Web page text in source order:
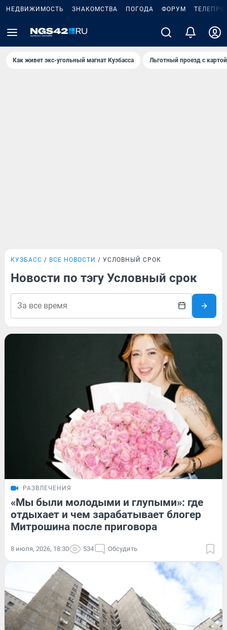
НЕДВИЖИМОСТЬ ЗНАКОМСТВА ПОГОДА ФОРУМ
Как живет экс-угольный магнат Кузбасса Льготный проезд с
КУЗБАСС ВСЕ НОВОСТИ УСЛОВНЫЙ СРОК
Новости по тэгу Условный срок
РАЗВЛЕЧЕНИЯ
«Мы были молодыми и глупыми»: где
отдыхает и чем зарабатывает блогер
Митрошина после приговора
8 июля, 2026, 18:30 534 Обсудить